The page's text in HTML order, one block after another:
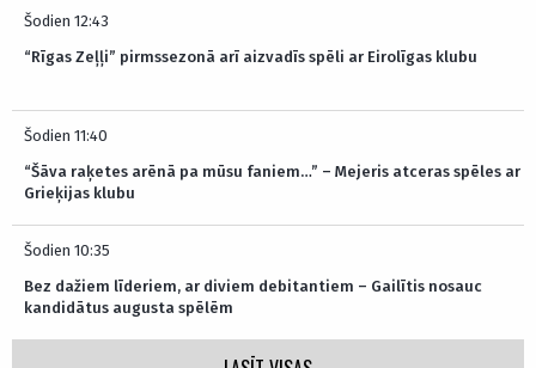
Šodien 12:43
“Rīgas Zeļļi” pirmssezonā arī aizvadīs spēli ar Eirolīgas klubu
Šodien 11:40
“Šāva raķetes arēnā pa mūsu faniem…” – Mejeris atceras spēles ar
Grieķijas klubu
Šodien 10:35
Bez dažiem līderiem, ar diviem debitantiem – Gailītis nosauc
kandidātus augusta spēlēm